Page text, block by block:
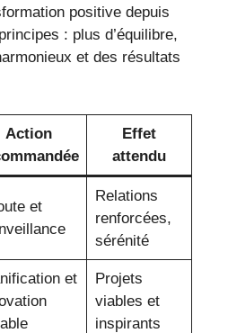
positive depuis
: plus d’équilibre,
et des résultats
Action
Effet
attendu
et
Relations
renforcées,
sérénité
et
Projets
viables et
inspirants